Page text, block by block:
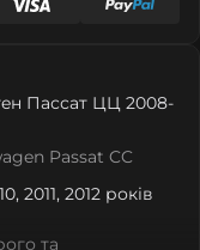
Пассат ЦЦ 2008-
Passat CC
2011, 2012 років
та